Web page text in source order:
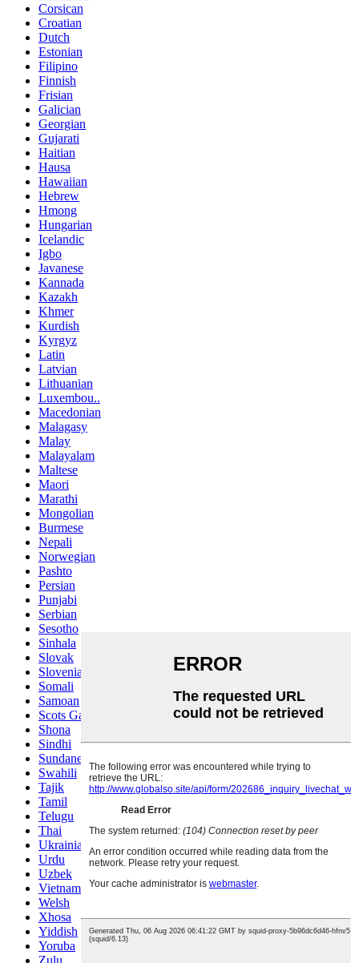
Corsican
Croatian
Dutch
Estonian
Filipino
Finnish
Frisian
Galician
Georgian
Gujarati
Haitian
Hausa
Hawaiian
Hebrew
Hmong
Hungarian
Icelandic
Igbo
Javanese
Kannada
Kazakh
Khmer
Kurdish
Kyrgyz
Latin
Latvian
Lithuanian
Luxembou..
Macedonian
Malagasy
Malay
Malayalam
Maltese
Maori
Marathi
Mongolian
Burmese
Nepali
Norwegian
Pashto
Persian
Punjabi
Serbian
Sesotho
Sinhala
Slovak
Slovenian
Somali
Samoan
Scots Gaelic
Shona
Sindhi
Sundanese
Swahili
Tajik
Tamil
Telugu
Thai
Ukrainian
Urdu
Uzbek
Vietnamese
Welsh
Xhosa
Yiddish
Yoruba